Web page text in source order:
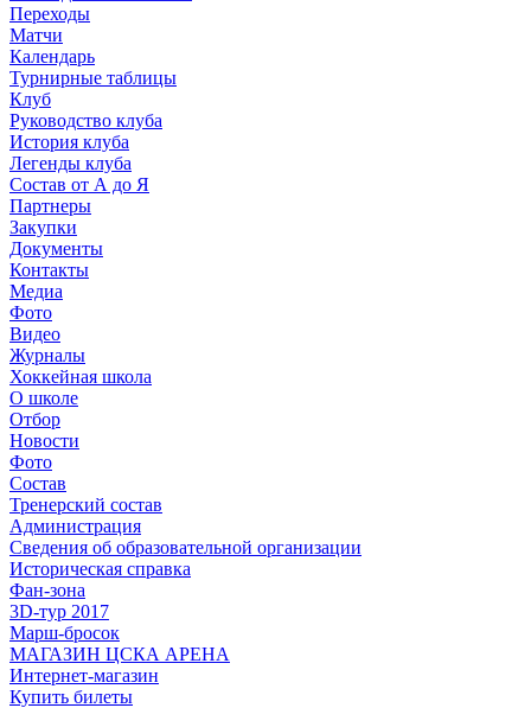
Переходы
Матчи
Календарь
Турнирные таблицы
Клуб
Руководство клуба
История клуба
Легенды клуба
Состав от А до Я
Партнеры
Закупки
Документы
Контакты
Медиа
Фото
Видео
Журналы
Хоккейная школа
О школе
Отбор
Новости
Фото
Состав
Тренерский состав
Администрация
Сведения об образовательной организации
Историческая справка
Фан-зона
3D-тур 2017
Марш-бросок
МАГАЗИН ЦСКА АРЕНА
Интернет-магазин
Купить билеты